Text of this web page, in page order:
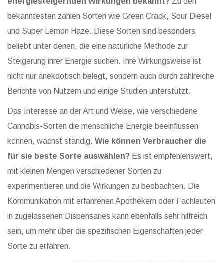
bekanntesten zählen Sorten wie Green Crack, Sour Diesel
und Super Lemon Haze. Diese Sorten sind besonders
beliebt unter denen, die eine natürliche Methode zur
Steigerung ihrer Energie suchen. Ihre Wirkungsweise ist
nicht nur anekdotisch belegt, sondern auch durch zahlreiche
Berichte von Nutzern und einige Studien unterstützt.
Das Interesse an der Art und Weise, wie verschiedene
Cannabis-Sorten die menschliche Energie beeinflussen
können, wächst ständig. Wie können Verbraucher die
für sie beste Sorte auswählen? Es ist empfehlenswert,
mit kleinen Mengen verschiedener Sorten zu
experimentieren und die Wirkungen zu beobachten. Die
Kommunikation mit erfahrenen Apothekern oder Fachleuten
in zugelassenen Dispensaries kann ebenfalls sehr hilfreich
sein, um mehr über die spezifischen Eigenschaften jeder
Sorte zu erfahren.